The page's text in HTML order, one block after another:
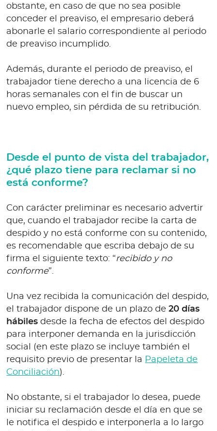
obstante, en caso de que no sea posible
conceder el preaviso, el empresario deberá
abonarle el salario correspondiente al periodo
de preaviso incumplido.
Además, durante el periodo de preaviso, el
trabajador tiene derecho a una licencia de 6
horas semanales con el fin de buscar un
nuevo empleo, sin pérdida de su retribución.
Desde el punto de vista del trabajador,
¿qué plazo tiene para reclamar si no
está conforme?
Con carácter preliminar es necesario advertir
que, cuando el trabajador recibe la carta de
despido y no está conforme con su contenido,
es recomendable que escriba debajo de su
firma el siguiente texto: “recibido y no
conforme”.
Una vez recibida la comunicación del despido,
el trabajador dispone de un plazo de20 días
hábiles desde la fecha de efectos del despido
para interponer demanda en la jurisdicción
social (en este plazo se incluye también el
requisito previo de presentar la Papeleta de
Conciliación).
No obstante, si el trabajador lo desea, puede
iniciar su reclamación desde el día en que se
le notifica el despido e interponerla a lo largo